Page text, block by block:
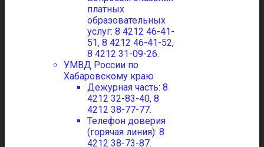
платных
образовательных
услуг: 8 4212 46-41-
51, 8 4212 46-41-52,
8 4212 31-09-26.
УМВД России по
Хабаровскому краю
Дежурная часть: 8
4212 32-83-40, 8
4212 38-77-77.
Телефон доверия
(горячая линия): 8
4212 38-73-87.